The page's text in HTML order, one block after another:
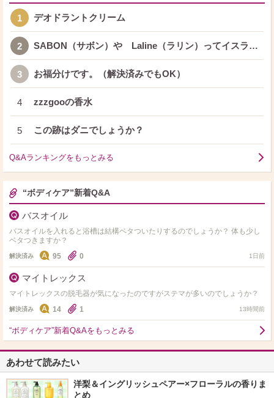
1 デオドラントクリーム
2 SABON（サボン）や Laline（ラリン）ってイスラ…
3 お福分けです。（解決済みでもOK）
4 zzzgooの香水
5 この跡はダニでしょうか？
Q&Aランキングをもっとみる
“ボディケア”新着Q&A
バスオイル
バスオイルを入れると浴槽は結構ベタついたりするのでしょうか？ 体も少し
ベタつきますか？
解決済み 95 0 1日前
マイトレックス
マイトレックスの脱毛器が気になったのですがステマが多いのでしょうか？
解決済み 14 1 13時間前
“ボディケア”新着Q&Aをもっとみる
あわせて読みたい
洋梨＆イングリッシュペアー×フローラルの香りま
とめ